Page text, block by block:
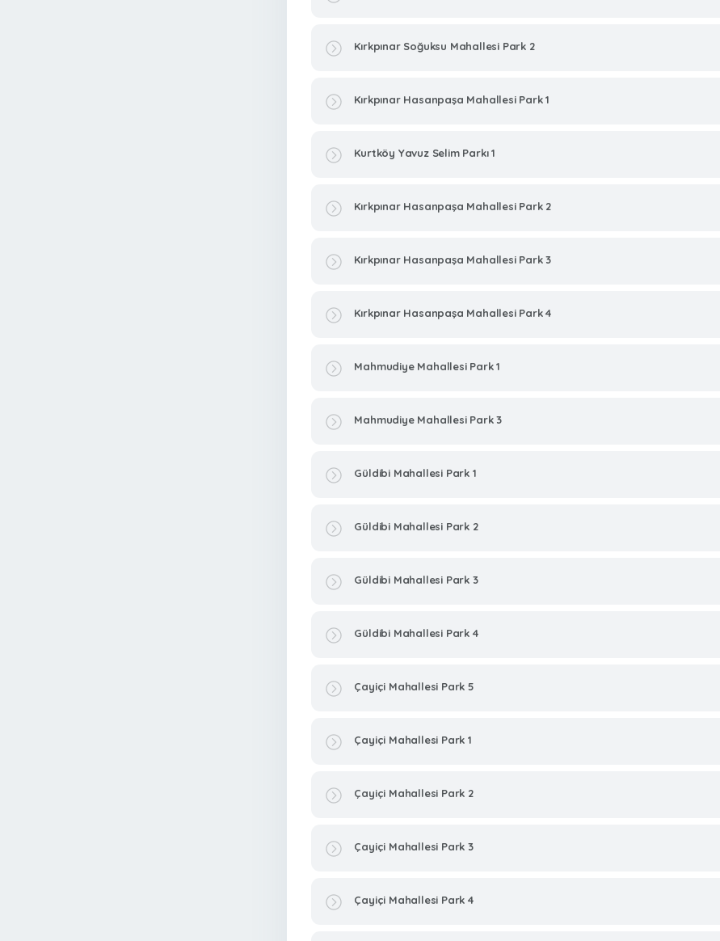
Kırkpınar Soğuksu Mahallesi Park 2
Kırkpınar Hasanpaşa Mahallesi Park 1
Kurtköy Yavuz Selim Parkı 1
Kırkpınar Hasanpaşa Mahallesi Park 2
Kırkpınar Hasanpaşa Mahallesi Park 3
Kırkpınar Hasanpaşa Mahallesi Park 4
Mahmudiye Mahallesi Park 1
Mahmudiye Mahallesi Park 3
Güldibi Mahallesi Park 1
Güldibi Mahallesi Park 2
Güldibi Mahallesi Park 3
Güldibi Mahallesi Park 4
Çayiçi Mahallesi Park 5
Çayiçi Mahallesi Park 1
Çayiçi Mahallesi Park 2
Çayiçi Mahallesi Park 3
Çayiçi Mahallesi Park 4